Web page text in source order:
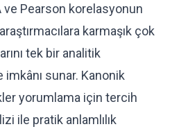
ve Pearson korelasyonun
karmaşık çok
tek bir analitik
sunar. Kanonik
yorumlama için tercih
ile pratik anlamlılık